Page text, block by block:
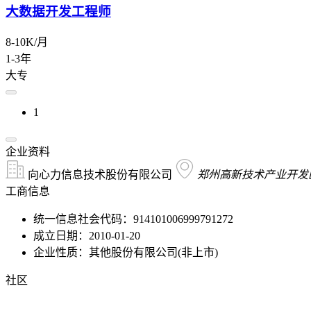
大数据开发工程师
8-10K/月
1-3年
大专
1
企业资料
向心力信息技术股份有限公司
郑州高新技术产业开
工商信息
统一信息社会代码：914101006999791272
成立日期：2010-01-20
企业性质：其他股份有限公司(非上市)
社区